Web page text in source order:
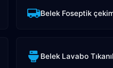
Belek Foseptik
Belek Lavabo